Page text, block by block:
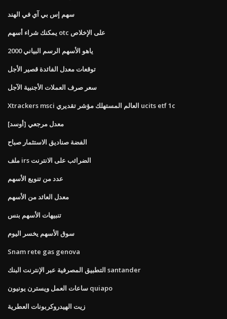
سهم إس بي آي في الهند
يمكنك شراء أسهم otc على الإخلاص
ياهو الأسهم الرسم البياني 2000
توقعات معدل الفائدة قصير الأجل
سعر صرف العملات الأجنبية الآجل
Xtrackers msci العالم المستهلك مؤشر تقديري ucits etf 1c
معدل مرجعي [أوسد]
الفضة صناديق الاستثمار صباح
ملف irs الضرائب على الانترنت
عدد من تنويع الأسهم
معدل العائد من الأسهم
تنبيهات الأسهم بنس
سوق الأسهم يخسر اليوم
Snam rete gas genova
التطبيق المصرفية عبر الإنترنت البنك santander
ساعات العمل ويسترن يونيون quiapo
زيت الهيدروكربونات العطرية